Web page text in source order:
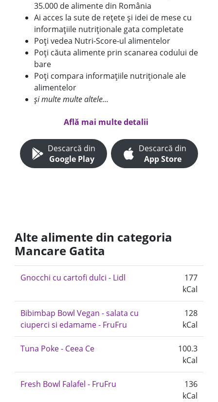
35.000 de alimente din România
Ai acces la sute de rețete și idei de mese cu
informațiile nutriționale gata completate
Poți vedea Nutri-Score-ul alimentelor
Poți căuta alimente prin scanarea codului de
bare
Poți compara informațiile nutriționale ale
alimentelor
și multe multe altele...
Află mai multe detalii
Descarcă din
Google Play
Descarcă din
App Store
Alte alimente din categoria
Mancare Gatita
Gnocchi cu cartofi dulci - Lidl
177
kCal
Bibimbap Bowl Vegan - salata cu
ciuperci si edamame - FruFru
128
kCal
Tuna Poke - Ceea Ce
100.3
kCal
Fresh Bowl Falafel - FruFru
136
kCal